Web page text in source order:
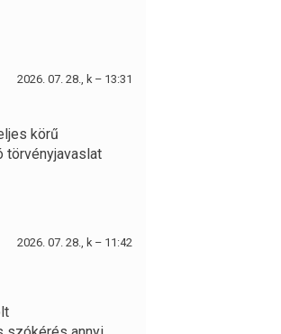
2026. 07. 28., k – 13:31
körű
törvényjavaslat
2026. 07. 28., k – 11:42